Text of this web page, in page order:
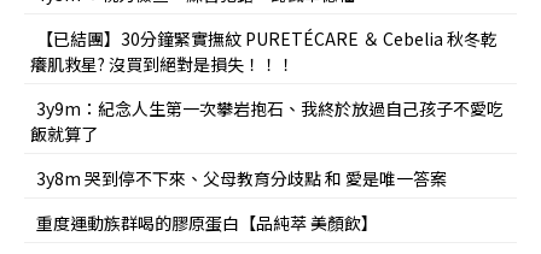
【已結團】30分鐘緊實撫紋 PURETÉCARE ＆ Cebelia 秋冬乾
癢肌救星? 沒買到絕對是損失！！！
3y9m：紀念人生第一次攀岩抱石、我終於放過自己孩子不愛吃
飯就算了
3y8m 哭到停不下來、父母教育分歧點 和 愛是唯一答案
重度運動族群喝的膠原蛋白【品純萃 美顏飲】